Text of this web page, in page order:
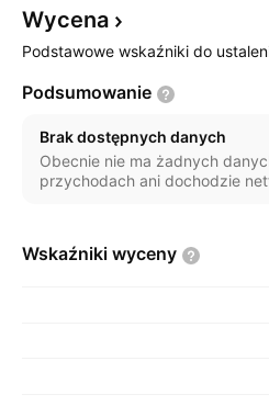
Wycena
Podstawowe wskaźniki do
Podsumowanie
Brak dostępnych danych
Obecnie nie ma żadnych
przychodach ani dochodzie
Wskaźniki wyceny